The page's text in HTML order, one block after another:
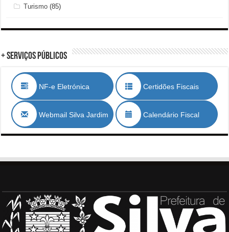
Turismo (85)
+ Serviços Públicos
NF-e Eletrónica Certidões Fiscais
Webmail Silva Jardim Calendário Fiscal